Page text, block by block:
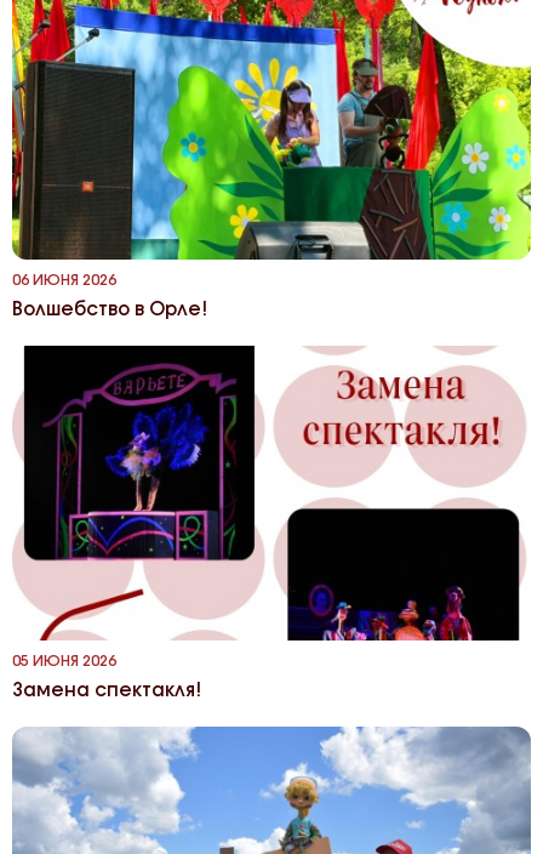
06 ИЮНЯ 2026
Волшебство в Орле!
05 ИЮНЯ 2026
Замена спектакля!